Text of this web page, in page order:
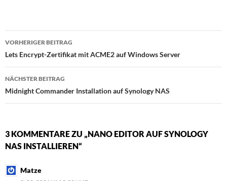
Beitragsnavigation
VORHERIGER BEITRAG
Lets Encrypt-Zertifikat mit ACME2 auf Windows Server
NÄCHSTER BEITRAG
Midnight Commander Installation auf Synology NAS
3 KOMMENTARE ZU „NANO EDITOR AUF SYNOLOGY
NAS INSTALLIEREN“
Matze